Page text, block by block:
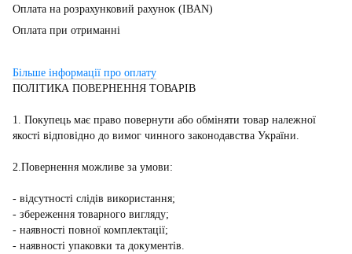
Оплата на розрахунковий рахунок (IBAN)
Оплата при отриманні
Більше інформації про оплату
ПОЛІТИКА ПОВЕРНЕННЯ ТОВАРІВ
1. Покупець має право повернути або обміняти товар належної
якості відповідно до вимог чинного законодавства України.
2.Повернення можливе за умови:
- відсутності слідів використання;
- збереження товарного вигляду;
- наявності повної комплектації;
- наявності упаковки та документів.